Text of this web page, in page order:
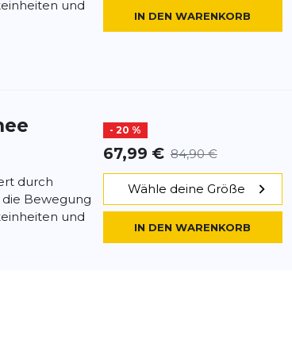
und
IN DEN WARENKORB
- 20 %
67,99 € 84,90 €
durch
Bewegung
und
Wähle deine Größe
IN DEN WARENKORB